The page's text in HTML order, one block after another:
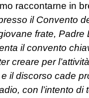
raccontarne in
il Convento
frate,
il convento
creare per
il discorso cade
con l’intento di